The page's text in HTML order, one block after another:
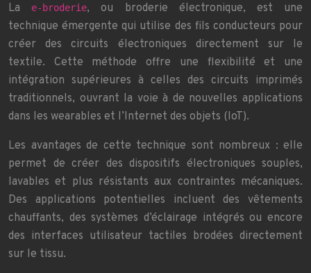
La e-broderie, ou broderie électronique, est une
technique émergente qui utilise des fils conducteurs pour
créer des circuits électroniques directement sur le
textile. Cette méthode offre une flexibilité et une
intégration supérieures à celles des circuits imprimés
traditionnels, ouvrant la voie à de nouvelles applications
dans les wearables et l’Internet des objets (IoT).
Les avantages de cette technique sont nombreux : elle
permet de créer des dispositifs électroniques souples,
lavables et plus résistants aux contraintes mécaniques.
Des applications potentielles incluent des vêtements
chauffants, des systèmes d’éclairage intégrés ou encore
des interfaces utilisateur tactiles brodées directement
sur le tissu.